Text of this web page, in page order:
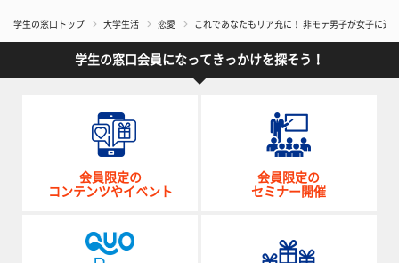
学生の窓口トップ 大学生活 恋愛 これであなたもリア充に！ 非モテ男子が女子に追
学生の窓口会員になってきっかけを探そう！
会員限定の
コンテンツやイベント
会員限定の
セミナー開催